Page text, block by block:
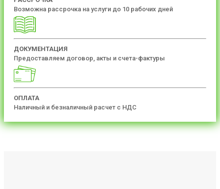
Возможна рассрочка на услуги до 10 рабочих дней
ДОКУМЕНТАЦИЯ
Предоставляем договор, акты и счета-фактуры
ОПЛАТА
Наличный и безналичный расчет с НДС